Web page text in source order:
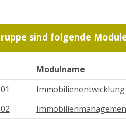
sind folgende
Modulname
Immobilienentwicklung